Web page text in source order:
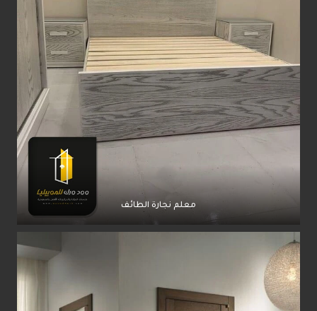
معلم نجارة الطائف